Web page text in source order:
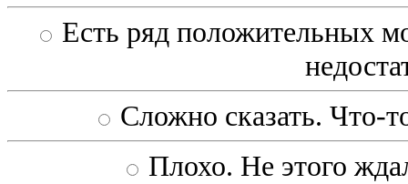
Есть ряд положительных
Сложно сказать. Что-
Плохо. Не этого